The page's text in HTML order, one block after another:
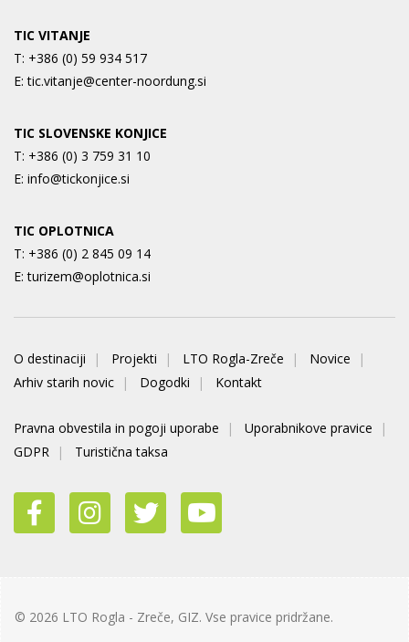
TIC VITANJE
T: +386 (0) 59 934 517
E:tic.vitanje@center-noordung.si
TIC SLOVENSKE KONJICE
T: +386 (0) 3 759 31 10
E: info@tickonjice.si
TIC OPLOTNICA
T: +386 (0) 2 845 09 14
E:turizem@oplotnica.si
O destinaciji Projekti LTO Rogla-Zreče
Novice
Arhiv starih novic
Dogodki Kontakt
Pravna obvestila in pogoji uporabe
Uporabnikove pravice
GDPR
Turistična taksa
© 2026 LTO Rogla - Zreče, GIZ. Vse pravice pridržane.